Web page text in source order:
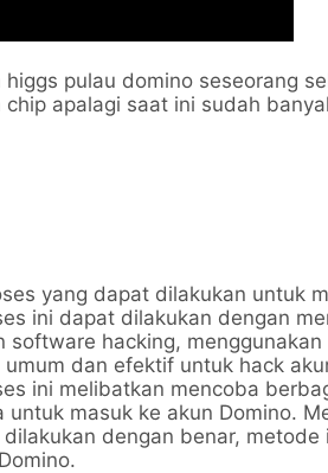
pulau domino seseorang
apalagi saat ini sudah
yang dapat dilakukan untuk
ini dapat dilakukan dengan
hacking,
dan efektif untuk hack
ini melibatkan mencoba
masuk ke akun Domino.
dengan benar, metode